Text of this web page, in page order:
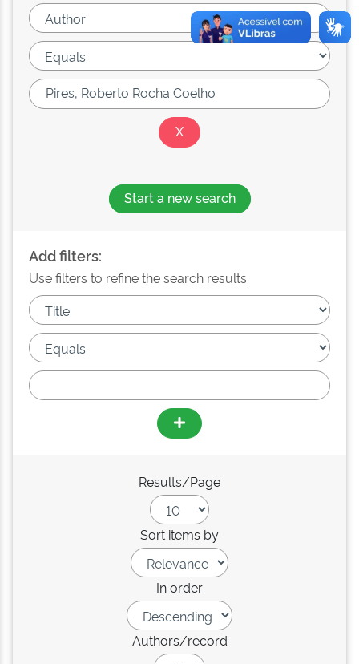
Start a new search
Add filters:
Use filters to refine the search results.
Results/Page
Sort items by
In order
Authors/record